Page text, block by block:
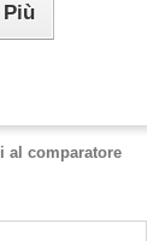
Più
al comparatore